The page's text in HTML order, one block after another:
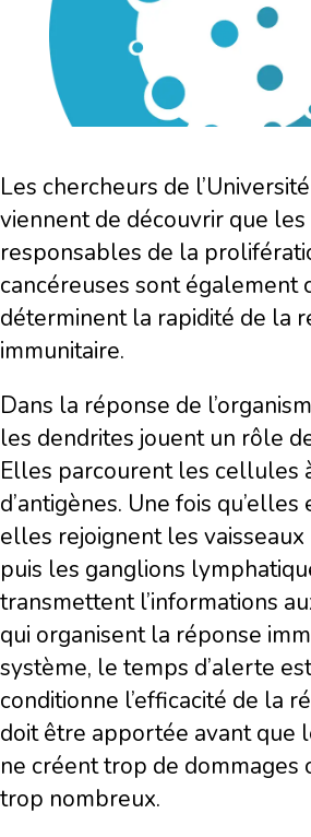
Les chercheurs de
viennent de découvrir que
responsables de la
cancéreuses sont également
déterminent la rapidité de la
immunitaire.
Dans la réponse de
les dendrites jouent un rôle
Elles parcourent les cellules
d’antigènes. Une fois
elles rejoignent les
puis les ganglions
transmettent l’informations
qui organisent la réponse
système, le temps d’alerte
conditionne l’efficacité de la
doit être apportée avant que
ne créent trop de dommages
trop nombreux.